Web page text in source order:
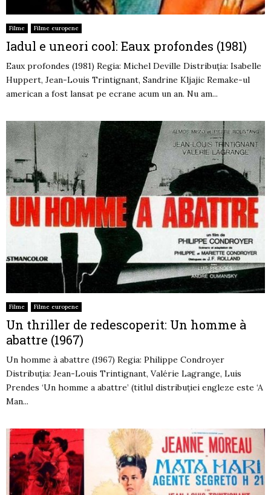
Filme Filme europene
Iadul e uneori cool: Eaux profondes (1981)
Eaux profondes (1981) Regia: Michel Deville Distribuția: Isabelle
Huppert, Jean-Louis Trintignant, Sandrine Kljajic Remake-ul
american a fost lansat pe ecrane acum un an. Nu am...
Filme Filme europene
Un thriller de redescoperit: Un homme à
abattre (1967)
Un homme à abattre (1967) Regia: Philippe Condroyer
Distribuția: Jean-Louis Trintignant, Valérie Lagrange, Luis
Prendes ‘Un homme a abattre’ (titlul distribuției engleze este ‘A
Man...